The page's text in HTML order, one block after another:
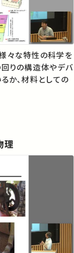
々な特性の科学を
りの構造体やデバ
か、材料としての
理